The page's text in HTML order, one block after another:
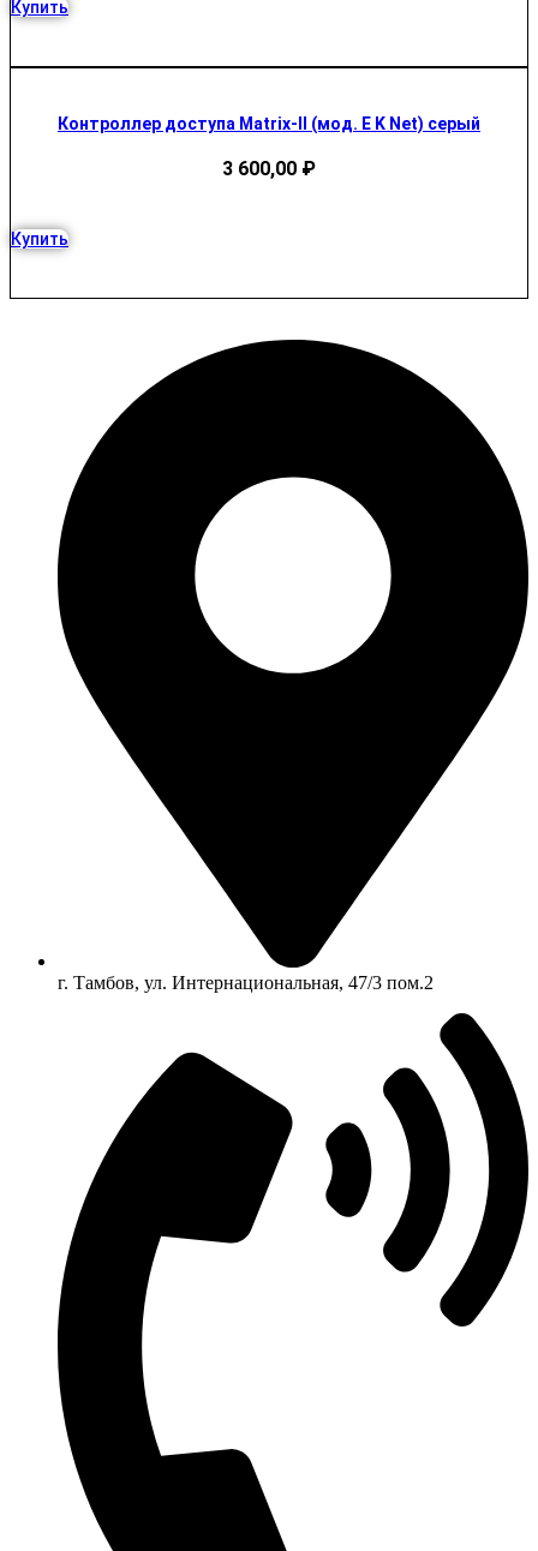
Купить
Контроллер доступа Matrix-II (мод. E K Net) серый
3 600,00 ₽
Купить
г. Тамбов, ул. Интернациональная, 47/3 пом.2